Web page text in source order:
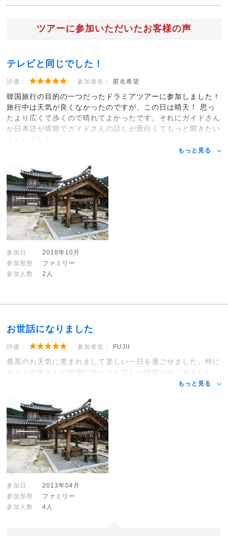
ツアーに参加いただいたお客様の声
テレビと同じでした！
評価： 参加者名： 匿名希望
韓国旅行の目的の一つだったドラミアツアーに参加しました！
旅行中は天気が良くなかったのですが、この日は晴天！ 思っ
たより広くて歩くので晴れてよかったです。それにガイドさん
が日本語が堪能でガイドさんの話しが面白くてもっと聞きたい
くらいでした。
もっと見る
参加日
2018年10月
参加形態
ファミリー
参加人数
2人
お世話になりました
評価： 参加者名： FUJII
最高のお天気に恵まれまして楽しい一日を過ごせました。特に
ガイドの李さんの説明にはとても楽しい時間が過ごせました。
もっと見る
参加日
2013年04月
参加形態
ファミリー
参加人数
4人